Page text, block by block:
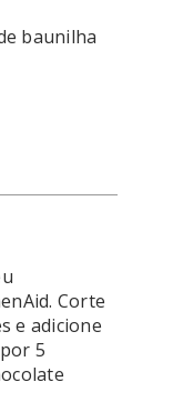
baunilha
Corte
e adicione
5